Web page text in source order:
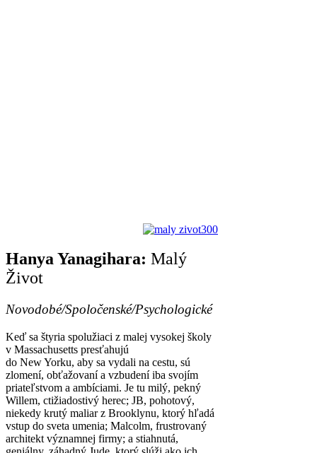
Hanya Yanagihara: Malý
Život
Novodobé/Spoločenské/Psychologické
Keď sa štyria spolužiaci z malej vysokej školy
v Massachusetts presťahujú
do New Yorku, aby sa vydali na cestu, sú
zlomení, obťažovaní a vzbudení iba svojím
priateľstvom a ambíciami. Je tu milý, pekný
Willem, ctižiadostivý herec; JB, pohotový,
niekedy krutý maliar z Brooklynu, ktorý hľadá
vstup do sveta umenia; Malcolm, frustrovaný
architekt významnej firmy; a stiahnutá,